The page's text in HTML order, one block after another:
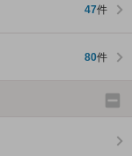
47件
80件